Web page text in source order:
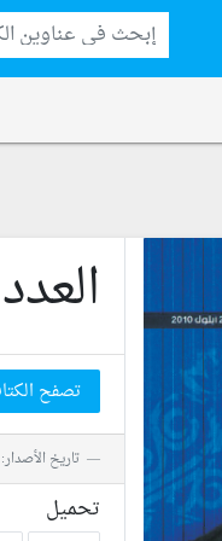
العدد 43
تصفح
تاريخ الأصدار: 2019-11-01
تحميل